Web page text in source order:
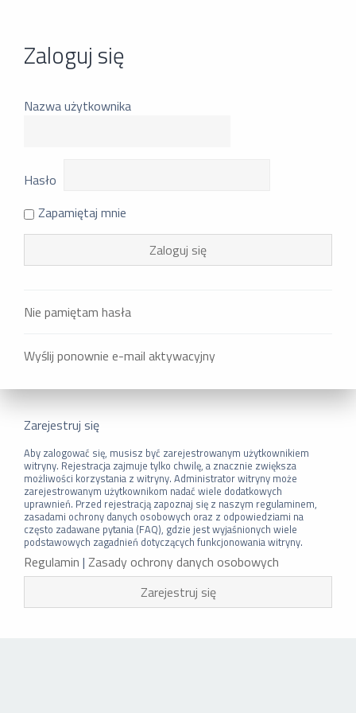
Zaloguj się
Nazwa użytkownika
Hasło
Zapamiętaj mnie
Nie pamiętam hasła
Wyślij ponownie e-mail aktywacyjny
Zarejestruj się
Aby zalogować się, musisz być zarejestrowanym użytkownikiem
witryny. Rejestracja zajmuje tylko chwilę, a znacznie zwiększa
możliwości korzystania z witryny. Administrator witryny może
zarejestrowanym użytkownikom nadać wiele dodatkowych
uprawnień. Przed rejestracją zapoznaj się z naszym regulaminem,
zasadami ochrony danych osobowych oraz z odpowiedziami na
często zadawane pytania (FAQ), gdzie jest wyjaśnionych wiele
podstawowych zagadnień dotyczących funkcjonowania witryny.
Regulamin | Zasady ochrony danych osobowych
Zarejestruj się